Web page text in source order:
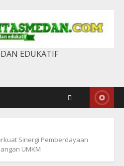
EDUKATIF
Sinergi Pemberdayaan
UMKM